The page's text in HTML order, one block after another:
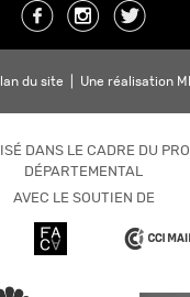
du site Une réalisation
DANS LE CADRE DU
DÉPARTEMENTAL
AVEC LE SOUTIEN DE